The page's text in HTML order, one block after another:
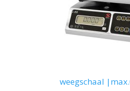
weegschaal